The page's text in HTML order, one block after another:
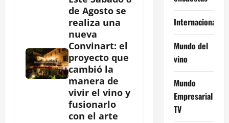
de Agosto se
realiza una
nueva
Convinart: el
proyecto que
cambió la
manera de
vivir el vino y
fusionarlo
con el arte
Internacional
Mundo del
vino
Mundo
Empresarial
TV